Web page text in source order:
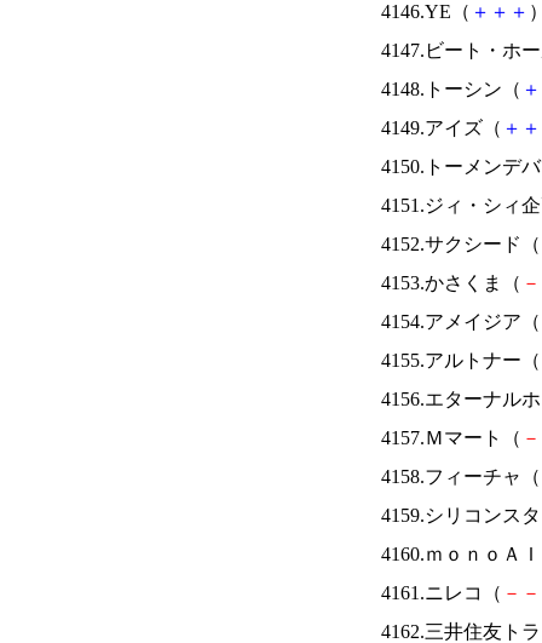
4146.YE（ ＋ ＋ ＋
4147.ビート・ホ
4148.トーシン（ ＋
4149.アイズ（ ＋ ＋
4150.トーメンデ
4151.ジィ・シィ
4152.サクシード（
4153.かさくま（ －
4154.アメイジア（
4155.アルトナー（
4156.エターナル
4157.Ｍマート（ －
4158.フィーチャ（
4159.シリコンス
4160.ｍｏｎｏＡ
4161.ニレコ（ － －
4162.三井住友ト